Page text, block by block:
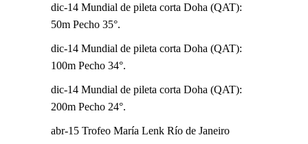
dic-14 Mundial de pileta corta Doha (QAT):
50m Pecho 35°.
dic-14 Mundial de pileta corta Doha (QAT):
100m Pecho 34°.
dic-14 Mundial de pileta corta Doha (QAT):
200m Pecho 24°.
abr-15 Trofeo María Lenk Río de Janeiro